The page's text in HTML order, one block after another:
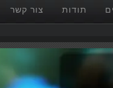
תודות צור קשר